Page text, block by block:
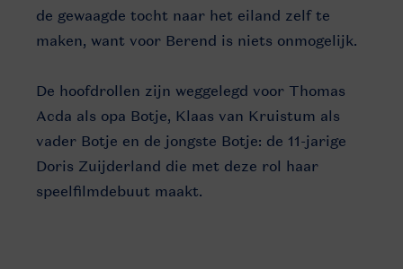
de gewaagde tocht naar het eiland zelf te
maken, want voor Berend is niets onmogelijk.
De hoofdrollen zijn weggelegd voor Thomas
Acda als opa Botje, Klaas van Kruistum als
vader Botje en de jongste Botje: de 11-jarige
Doris Zuijderland die met deze rol haar
speelfilmdebuut maakt.